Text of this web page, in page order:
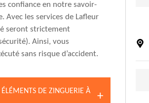
confiance en notre savoir-
Avec les services de Lafleur
seront strictement
Ainsi, vous
sans risque d’accident.
DE ZINGUERIE À